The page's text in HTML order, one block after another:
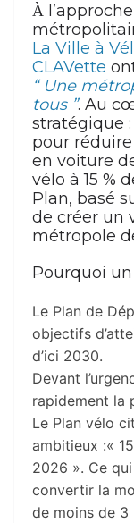
À
La Ville à
CLAVette
“ Une
tous ”. Au
stratégique
pour
en voiture
vélo à 15 %
Plan, basé
de créer un
métropole
Pourquoi
Le Plan de
objectifs
d’ici 2030.
Devant
rapidement la
Le Plan vélo
ambitieux :«
2026 ». Ce
convertir la
de moins de 3